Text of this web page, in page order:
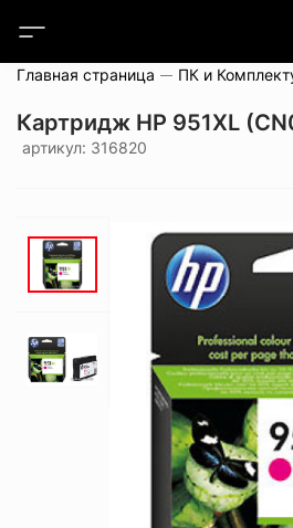
Главная страница ПК и
Картридж HP 951XL
артикул: 316820